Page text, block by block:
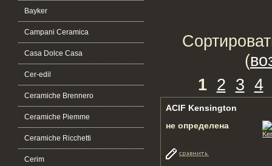
Bayker
Campani Ceramica
Casa Dolce Casa
Cer-edil
Ceramiche Brennero
Ceramiche Piemme
Ceramiche Ricchetti
Cerim
(
1 2 3 4
ACIF Kensington
не определена